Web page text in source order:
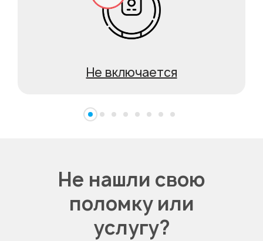
Не включается
Не нашли свою
поломку или
услугу?